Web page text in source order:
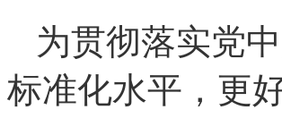
为贯彻落实党
标准化水平，更